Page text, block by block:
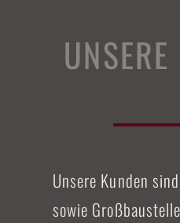
Unsere Kunden
sowie